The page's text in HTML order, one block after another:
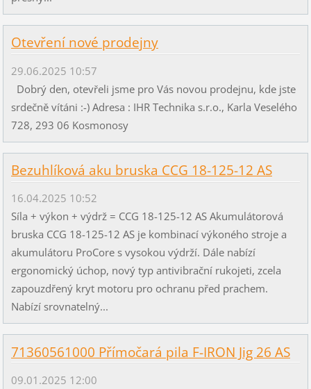
Otevření nové prodejny
29.06.2025 10:57
Dobrý den, otevřeli jsme pro Vás novou prodejnu, kde jste
srdečně vítáni :-) Adresa : IHR Technika s.r.o., Karla Veselého
728, 293 06 Kosmonosy
Bezuhlíková aku bruska CCG 18-125-12 AS
16.04.2025 10:52
Síla + výkon + výdrž = CCG 18-125-12 AS Akumulátorová
bruska CCG 18-125-12 AS je kombinací výkoného stroje a
akumulátoru ProCore s vysokou výdrží. Dále nabízí
ergonomický úchop, nový typ antivibrační rukojeti, zcela
zapouzdřený kryt motoru pro ochranu před prachem.
Nabízí srovnatelný...
71360561000 Přímočará pila F-IRON Jig 26 AS
09.01.2025 12:00